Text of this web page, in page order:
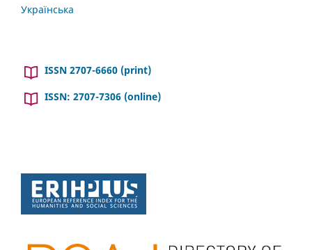
Українська
ISSN 2707-6660 (print)
ISSN: 2707-7306 (online)